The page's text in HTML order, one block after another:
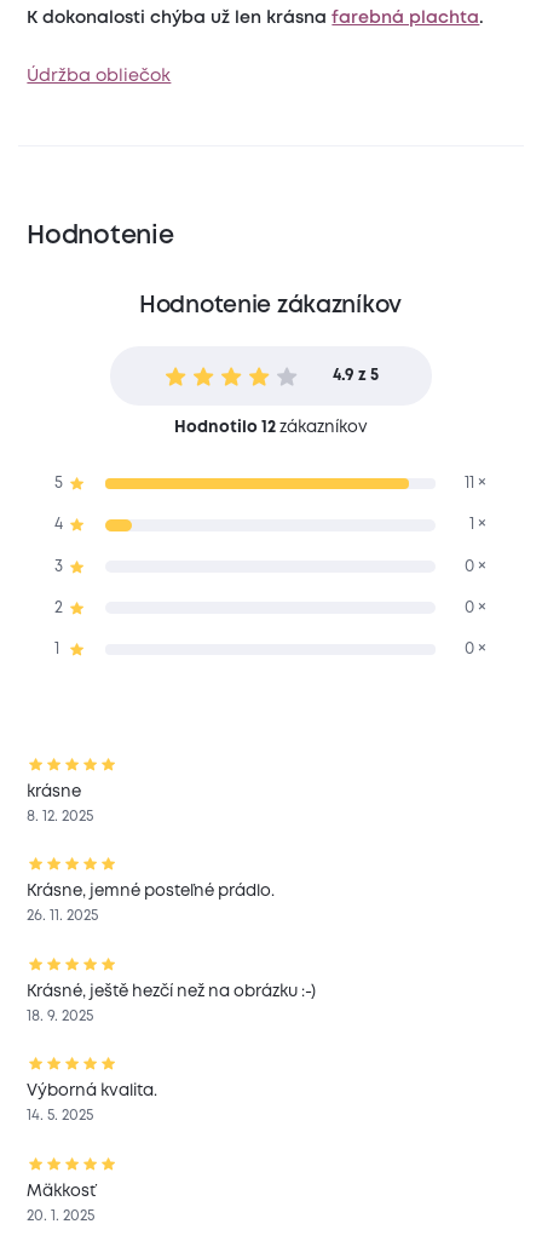
K dokonalosti chýba už len krásnafarebná plachta.
Údržba obliečok
Hodnotenie
Hodnotenie zákazníkov
4.9 z 5
Hodnotilo 12zákazníkov
5 11 ×
4 1 ×
3 0 ×
2 0 ×
0 ×
krásne
8. 12. 2025
Krásne, jemné posteľné prádlo.
26. 11. 2025
Krásné, ještě hezčí než na obrázku :-)
18. 9. 2025
Výborná kvalita.
14. 5. 2025
Mäkkosť
20. 1. 2025